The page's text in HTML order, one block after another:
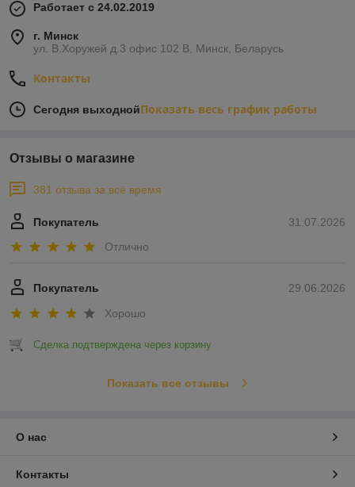
Работает с 24.02.2019
г. Минск
ул. В.Хоружей д.3 офис 102 В, Минск, Беларусь
Контакты
Сегодня выходнойПоказать весь график работы
Отзывы о магазине
381 отзыва за всё время
31.07.2026
Покупатель
Отлично
29.06.2026
Покупатель
Хорошо
Сделка подтверждена через корзину
Показать все отзывы
О нас
Контакты